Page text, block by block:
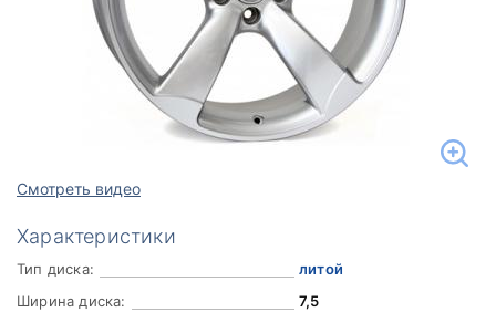
Смотреть видео
Характеристики
Тип диска:
литой
Ширина диска:
7,5